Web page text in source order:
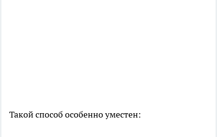
Такой способ особенно уместен: